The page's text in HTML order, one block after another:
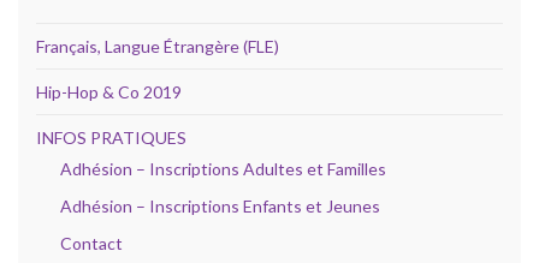
Français, Langue Étrangère (FLE)
Hip-Hop & Co 2019
INFOS PRATIQUES
Adhésion – Inscriptions Adultes et Familles
Adhésion – Inscriptions Enfants et Jeunes
Contact